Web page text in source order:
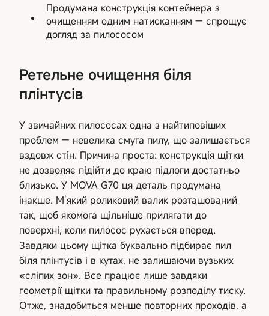
Продумана конструкція контейнера з
очищенням одним натисканням — спрощує
догляд за пилососом
Ретельне очищення біля
плінтусів
У звичайних пилососах одна з найтиповіших
проблем — невелика смуга пилу, що залишається
вздовж стін. Причина проста: конструкція щітки
не дозволяє підійти до краю підлоги достатньо
близько. У MOVA G70 ця деталь продумана
інакше. М’який роликовий валик розташований
так, щоб якомога щільніше прилягати до
поверхні, коли пилосос рухається вперед.
Завдяки цьому щітка буквально підбирає пил
біля плінтусів і в кутах, не залишаючи вузьких
«сліпих зон». Все працює лише завдяки
геометрії щітки та правильному розподілу тиску.
Отже, знадобиться менше повторних проходів, а